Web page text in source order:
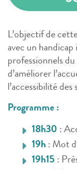
L’objectif de
avec un
professionnels
d’améliorer
l’accessibilité des
Programme :
18h30 :
19h : Mot
19h15 :